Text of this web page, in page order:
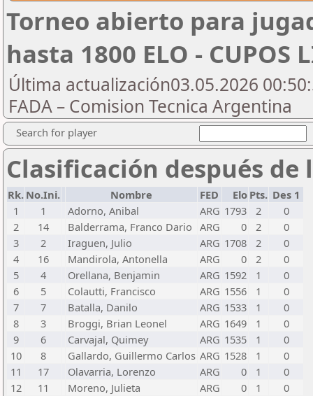
Torneo abierto para
hasta 1800 ELO - CUPOS
Última actualización03.05.2026
FADA – Comision Tecnica Argentina
Search for player
Clasificación después de
Rk. No.Ini. Nombre FED Elo Pts. Des 1
1
1 Adorno, Anibal ARG 1793 2
0
2
14 Balderrama, Franco Dario ARG 0 2
0
3
2 Iraguen, Julio ARG 1708 2
0
4
16 Mandirola, Antonella ARG 0 2
0
5
4 Orellana, Benjamin ARG 1592 1
0
6
5 Colautti, Francisco ARG 1556 1
0
7
7 Batalla, Danilo ARG 1533 1
0
8
3 Broggi, Brian Leonel ARG 1649 1
0
9
6 Carvajal, Quimey ARG 1535 1
0
10
8 Gallardo, Guillermo Carlos ARG 1528 1
0
11
17 Olavarria, Lorenzo ARG 0 1
0
12
11 Moreno, Julieta ARG 0 1
0